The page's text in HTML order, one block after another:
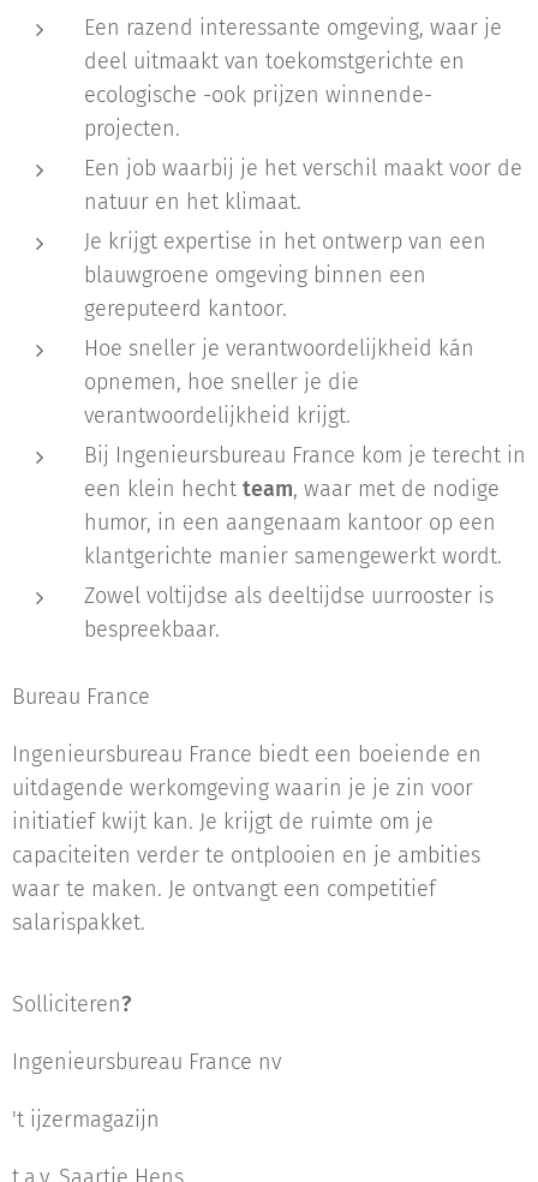
Een razend interessante omgeving, waar je
deel uitmaakt van toekomstgerichte en
ecologische -ook prijzen winnende-
projecten.
Een job waarbij je het verschil maakt voor de
natuur en het klimaat.
Je krijgt expertise in het ontwerp van een
blauwgroene omgeving binnen een
gereputeerd kantoor.
Hoe sneller je verantwoordelijkheid kán
opnemen, hoe sneller je die
verantwoordelijkheid krijgt.
Bij Ingenieursbureau France kom je terecht in
een klein hecht team, waar met de nodige
humor, in een aangenaam kantoor op een
klantgerichte manier samengewerkt wordt.
Zowel voltijdse als deeltijdse uurrooster is
bespreekbaar.
Bureau France
Ingenieursbureau France biedt een boeiende en
uitdagende werkomgeving waarin je je zin voor
initiatief kwijt kan. Je krijgt de ruimte om je
capaciteiten verder te ontplooien en je ambities
waar te maken. Je ontvangt een competitief
salarispakket.
Solliciteren?
Ingenieursbureau France nv
't ijzermagazijn